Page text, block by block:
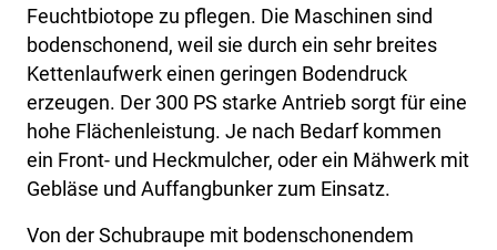
Feuchtbiotope zu pflegen. Die Maschinen sind
bodenschonend, weil sie durch ein sehr breites
Kettenlaufwerk einen geringen Bodendruck
erzeugen. Der 300 PS starke Antrieb sorgt für eine
hohe Flächenleistung. Je nach Bedarf kommen
ein Front- und Heckmulcher, oder ein Mähwerk mit
Gebläse und Auffangbunker zum Einsatz.
Von der Schubraupe mit bodenschonendem